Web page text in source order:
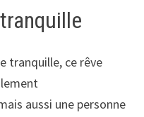
tranquille, ce rêve
aussi une personne